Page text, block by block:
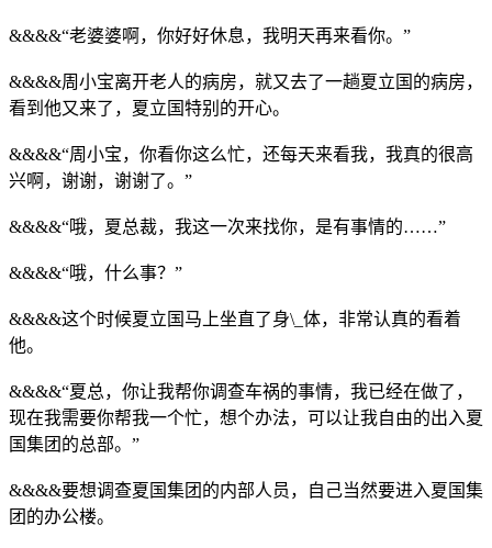
&&&&“老婆婆啊，你好好休息，我明天再来看你。”
&&&&周小宝离开老人的病房，就又去了一趟夏立国的病房，
看到他又来了，夏立国特别的开心。
&&&&“周小宝，你看你这么忙，还每天来看我，我真的很高
兴啊，谢谢，谢谢了。”
&&&&“哦，夏总裁，我这一次来找你，是有事情的……”
&&&&“哦，什么事？”
&&&&这个时候夏立国马上坐直了身\_体，非常认真的看着
他。
&&&&“夏总，你让我帮你调查车祸的事情，我已经在做了，
现在我需要你帮我一个忙，想个办法，可以让我自由的出入夏
国集团的总部。”
&&&&要想调查夏国集团的内部人员，自己当然要进入夏国集
团的办公楼。